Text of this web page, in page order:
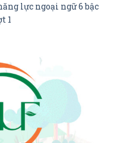
lực ngoại ngữ 6 bậc
1